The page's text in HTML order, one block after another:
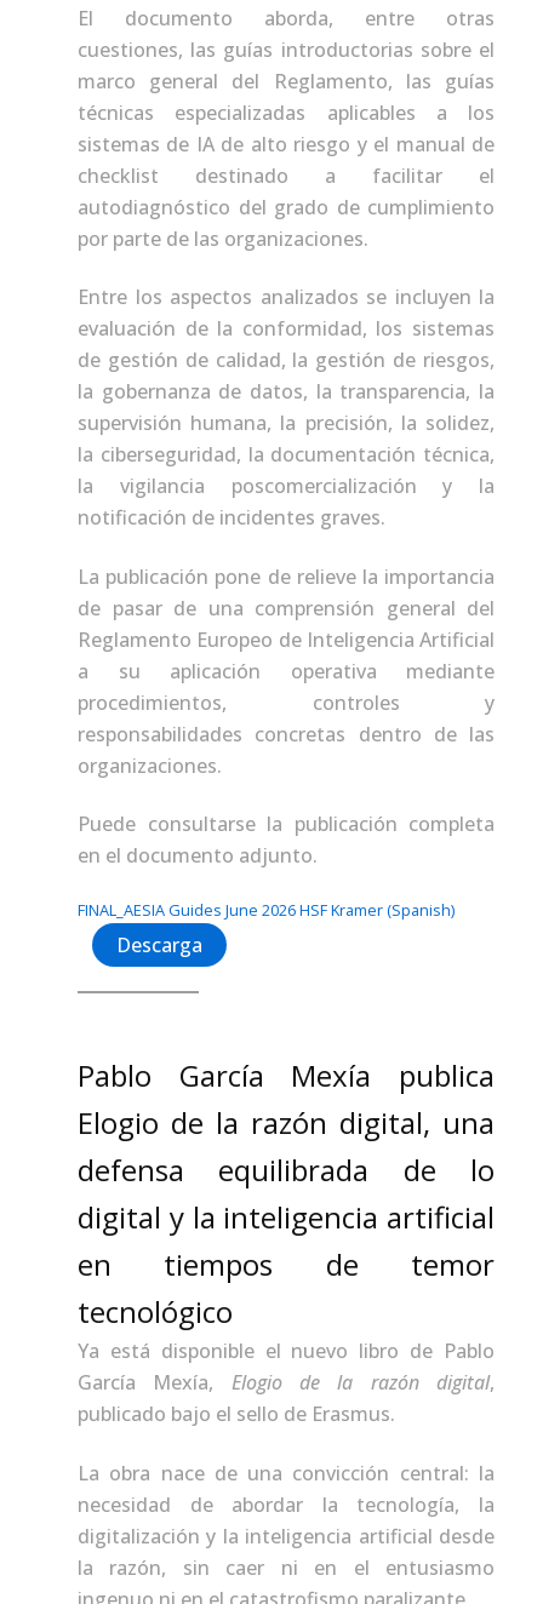
El documento aborda, entre otras
cuestiones, las guías introductorias sobre el
marco general del Reglamento, las guías
técnicas especializadas aplicables a los
sistemas de IA de alto riesgo y el manual de
checklist destinado a facilitar el
autodiagnóstico del grado de cumplimiento
por parte de las organizaciones.
Entre los aspectos analizados se incluyen la
evaluación de la conformidad, los sistemas
de gestión de calidad, la gestión de riesgos,
la gobernanza de datos, la transparencia, la
supervisión humana, la precisión, la solidez,
la ciberseguridad, la documentación técnica,
la vigilancia poscomercialización y la
notificación de incidentes graves.
La publicación pone de relieve la importancia
de pasar de una comprensión general del
Reglamento Europeo de Inteligencia Artificial
a su aplicación operativa mediante
procedimientos, controles y
responsabilidades concretas dentro de las
organizaciones.
Puede consultarse la publicación completa
en el documento adjunto.
FINAL_AESIA Guides June 2026 HSF Kramer (Spanish)
Descarga
Pablo García Mexía publica
Elogio de la razón digital, una
defensa equilibrada de lo
digital y la inteligencia artificial
en tiempos de temor
tecnológico
Ya está disponible el nuevo libro de Pablo
García Mexía, Elogio de la razón digital,
publicado bajo el sello de Erasmus.
La obra nace de una convicción central: la
necesidad de abordar la tecnología, la
digitalización y la inteligencia artificial desde
la razón, sin caer ni en el entusiasmo